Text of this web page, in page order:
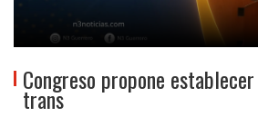
Congreso propone
trans